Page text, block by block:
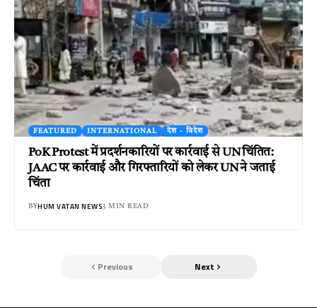
FEATURED INTERNATIONAL देश - विदेश
PoK Protest में प्रदर्शनकारियों पर कार्रवाई से UN चिंतित:
JAAC पर कार्रवाई और गिरफ्तारियों को लेकर UN ने जताई
चिंता
BYHUM VATAN NEWS3 MIN READ
Previous Next